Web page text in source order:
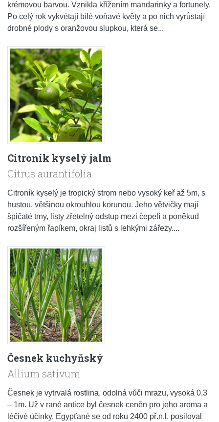
krémovou barvou. Vznikla křížením mandarinky a fortunely.
Po celý rok vykvétají bílé voňavé květy a po nich vyrůstají
drobné plody s oranžovou slupkou, která se...
Citroník kyselý jalm
Citrus aurantifolia
Citroník kyselý je tropický strom nebo vysoký keř až 5m, s
hustou, většinou okrouhlou korunou. Jeho větvičky mají
špičaté trny, listy zřetelný odstup mezi čepelí a poněkud
rozšířeným řapíkem, okraj listů s lehkými zářezy....
Česnek kuchyňský
Allium sativum
Česnek je vytrvalá rostlina, odolná vůči mrazu, vysoká 0,3
– 1m. Už v rané antice byl česnek ceněn pro jeho aroma a
léčivé účinky. Egypťané se od roku 2400 př.n.l. posiloval